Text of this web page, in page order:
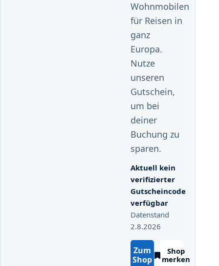
Wohnmobilen
für Reisen in
ganz
Europa.
Nutze
unseren
Gutschein,
um bei
deiner
Buchung zu
sparen.
Aktuell kein
verifizierter
Gutscheincode
verfügbar
Datenstand
2.8.2026
Zum
Shop
Shop
merken